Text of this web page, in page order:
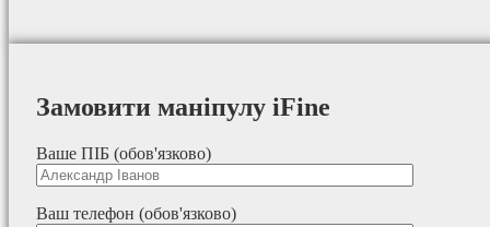
Замовити маніпулу iFine
Ваше ПІБ (обов'язково)
Ваш телефон (обов'язково)